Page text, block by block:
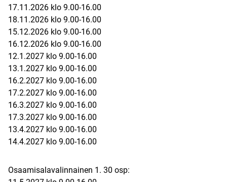
17.11.2026 klo 9.00-16.00
18.11.2026 klo 9.00-16.00
15.12.2026 klo 9.00-16.00
16.12.2026 klo 9.00-16.00
12.1.2027 klo 9.00-16.00
13.1.2027 klo 9.00-16.00
16.2.2027 klo 9.00-16.00
17.2.2027 klo 9.00-16.00
16.3.2027 klo 9.00-16.00
17.3.2027 klo 9.00-16.00
13.4.2027 klo 9.00-16.00
14.4.2027 klo 9.00-16.00
Osaamisalavalinnainen 1. 30 osp: